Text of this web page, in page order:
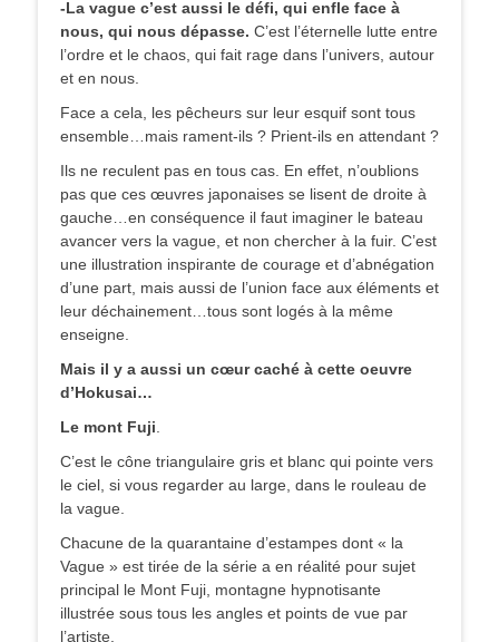
-La vague c’est aussi le défi, qui enfle face à
nous, qui nous dépasse. C’est l’éternelle lutte entre
l’ordre et le chaos, qui fait rage dans l’univers, autour
et en nous.
Face a cela, les pêcheurs sur leur esquif sont tous
ensemble…mais rament-ils ? Prient-ils en attendant ?
Ils ne reculent pas en tous cas. En effet, n’oublions
pas que ces œuvres japonaises se lisent de droite à
gauche…en conséquence il faut imaginer le bateau
avancer vers la vague, et non chercher à la fuir. C’est
une illustration inspirante de courage et d’abnégation
d’une part, mais aussi de l’union face aux éléments et
leur déchainement…tous sont logés à la même
enseigne.
Mais il y a aussi un cœur caché à cette oeuvre
d’Hokusai…
Le mont Fuji.
C’est le cône triangulaire gris et blanc qui pointe vers
le ciel, si vous regarder au large, dans le rouleau de
la vague.
Chacune de la quarantaine d’estampes dont « la
Vague » est tirée de la série a en réalité pour sujet
principal le Mont Fuji, montagne hypnotisante
illustrée sous tous les angles et points de vue par
l’artiste.